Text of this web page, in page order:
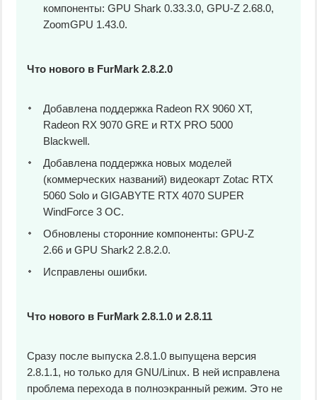
компоненты: GPU Shark 0.33.3.0, GPU-Z 2.68.0,
ZoomGPU 1.43.0.
Что нового в FurMark 2.8.2.0
Добавлена поддержка Radeon RX 9060 XT,
Radeon RX 9070 GRE и RTX PRO 5000
Blackwell.
Добавлена поддержка новых моделей
(коммерческих названий) видеокарт Zotac RTX
5060 Solo и GIGABYTE RTX 4070 SUPER
WindForce 3 OC.
Обновлены сторонние компоненты: GPU-Z
2.66 и GPU Shark2 2.8.2.0.
Исправлены ошибки.
Что нового в FurMark 2.8.1.0 и 2.8.11
Сразу после выпуска 2.8.1.0 выпущена версия
2.8.1.1, но только для GNU/Linux. В ней исправлена
проблема перехода в полноэкранный режим. Это не